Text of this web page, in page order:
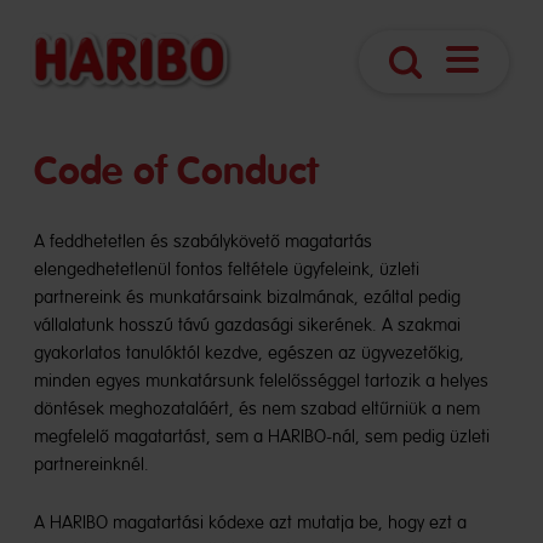
Code of Conduct
A feddhetetlen és szabálykövető magatartás
elengedhetetlenül fontos feltétele ügyfeleink, üzleti
partnereink és munkatársaink bizalmának, ezáltal pedig
vállalatunk hosszú távú gazdasági sikerének. A szakmai
gyakorlatos tanulóktól kezdve, egészen az ügyvezetőkig,
minden egyes munkatársunk felelősséggel tartozik a helyes
döntések meghozataláért, és nem szabad eltűrniük a nem
megfelelő magatartást, sem a HARIBO-nál, sem pedig üzleti
partnereinknél.
A HARIBO magatartási kódexe azt mutatja be, hogy ezt a